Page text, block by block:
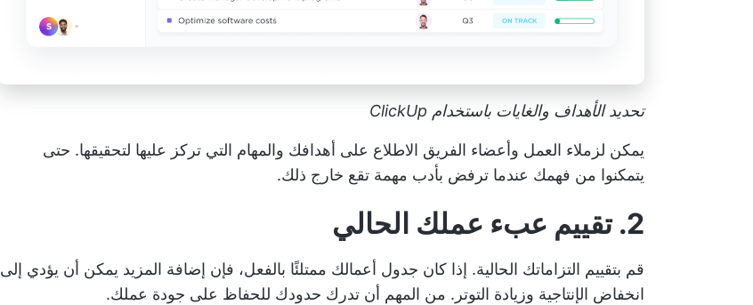
تحديد الأهداف والغايات باستخدام ClickUp
يمكن لزملاء العمل وأعضاء الفريق الاطلاع على أهدافك والمهام التي تركز عليها لتحقيقها. حتى
يتمكنوا من فهمك عندما ترفض بأدب مهمة تقع خارج ذلك.
2. تقييم عبء عملك الحالي
قم بتقييم التزاماتك الحالية. إذا كان جدول أعمالك ممتلئًا بالفعل، فإن إضافة المزيد يمكن أن يؤدي إلى
انخفاض الإنتاجية وزيادة التوتر. من المهم أن تدرك حدودك للحفاظ على جودة عملك.